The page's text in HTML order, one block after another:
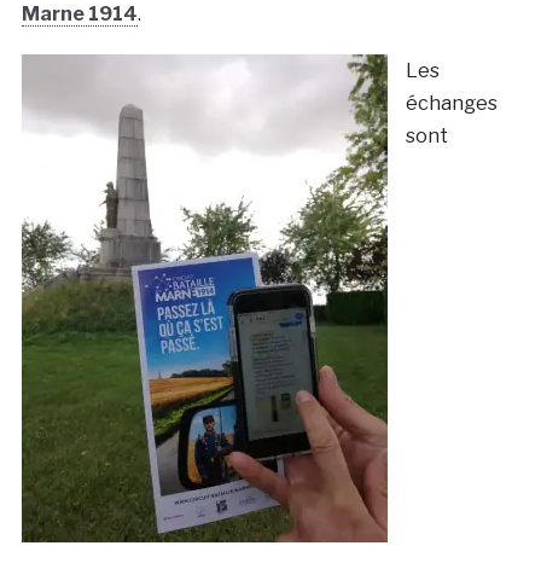
Marne 1914.
Les
échanges
sont